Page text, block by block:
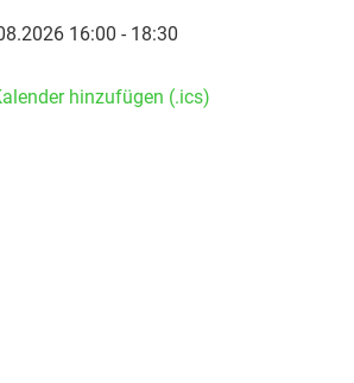
16:00 - 18:30
hinzufügen (.ics)